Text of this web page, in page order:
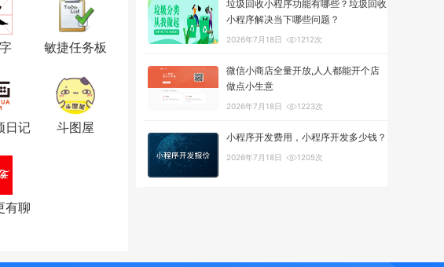
敏捷任务板
日记 斗图屋
有聊
垃圾回收小程序功能有哪些？垃圾回收
小程序解决当下哪些问题？
2026年7月18日 1212次
微信小商店全量开放,人人都能开个店
做点小生意
2026年7月18日 1223次
小程序开发费用，小程序开发多少钱？
2026年7月18日 1205次